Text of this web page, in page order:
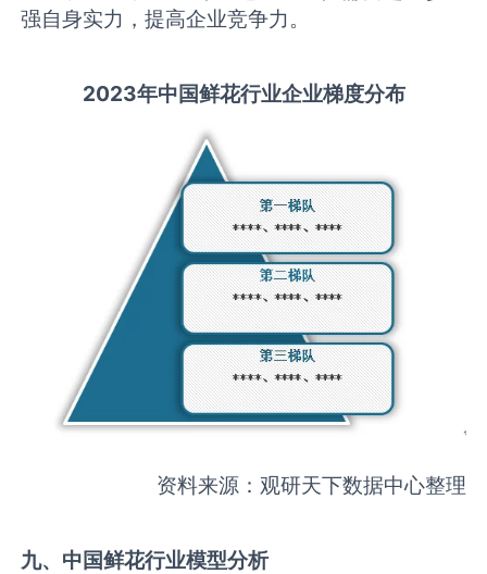
强自身实力，提高企业竞争力。
2023年中国鲜花行业企业梯度分布
资料来源：观研天下数据中心整理
九、中国鲜花行业模型分析